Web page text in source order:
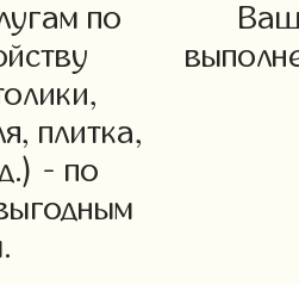
по
плитка,
- по